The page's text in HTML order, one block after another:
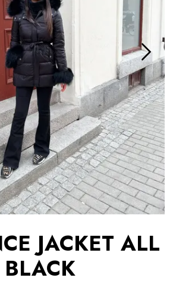
JACKET ALL
BLACK